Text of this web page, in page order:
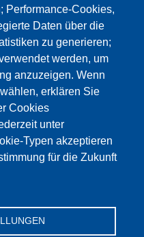
Performance-Cookies,
Daten über die
zu generieren;
werden, um
anzuzeigen. Wenn
erklären Sie
Cookies
unter
Typen akzeptieren
für die Zukunft
die Google Maps
wurden.
COOKIES